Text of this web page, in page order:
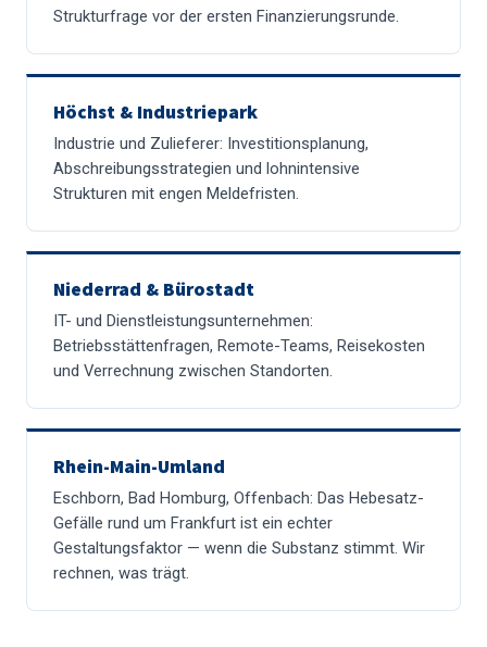
Strukturfrage vor der ersten Finanzierungsrunde.
Höchst & Industriepark
Industrie und Zulieferer: Investitionsplanung,
Abschreibungsstrategien und lohnintensive
Strukturen mit engen Meldefristen.
Niederrad & Bürostadt
IT- und Dienstleistungsunternehmen:
Betriebsstättenfragen, Remote-Teams, Reisekosten
und Verrechnung zwischen Standorten.
Rhein-Main-Umland
Eschborn, Bad Homburg, Offenbach: Das Hebesatz-
Gefälle rund um Frankfurt ist ein echter
Gestaltungsfaktor — wenn die Substanz stimmt. Wir
rechnen, was trägt.